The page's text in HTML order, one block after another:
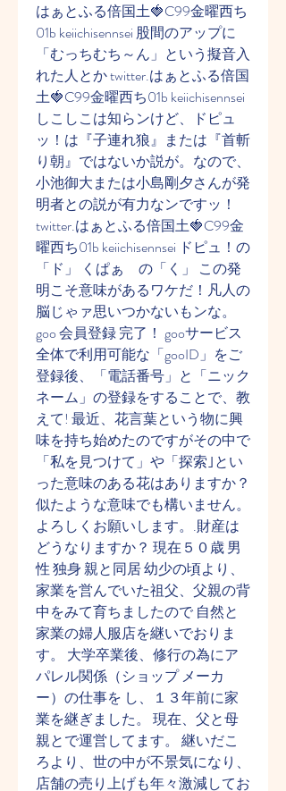
はぁとふる倍国土🍓C99金曜西ち
01b keiichisennsei 股間のアップに
「むっちむち～ん」という擬音入
れた人とか twitter.はぁとふる倍国
土🍓C99金曜西ち01b keiichisennsei
しこしこは知らンけど、ドピュ
ッ！は『子連れ狼』または『首斬
り朝』ではないか説が。なので、
小池御大または小島剛夕さんが発
明者との説が有力なンですッ！
twitter.はぁとふる倍国土🍓C99金
曜西ち01b keiichisennsei ドピュ！の
「ド」 くぱぁ　の「く」 この発
明こそ意味があるワケだ！凡人の
脳じゃァ思いつかないもンな。
goo 会員登録 完了！ gooサービス
全体で利用可能な「gooID」をご
登録後、「電話番号」と「ニック
ネーム」の登録をすることで、教
えて! 最近、花言葉という物に興
味を持ち始めたのですがその中で
「私を見つけて」や「探索｣とい
った意味のある花はありますか？
似たような意味でも構いません。
よろしくお願いします。.財産は
どうなりますか？ 現在５０歳 男
性 独身 親と同居 幼少の頃より、
家業を営んでいた祖父、父親の背
中をみて育ちましたので 自然と
家業の婦人服店を継いでおりま
す。 大学卒業後、修行の為にア
パレル関係（ショップ メーカ
ー）の仕事を し、１３年前に家
業を継ぎました。 現在、父と母
親とで運営してます。 継いだこ
ろより、世の中が不景気になり、
店舗の売り上げも年々激減してお